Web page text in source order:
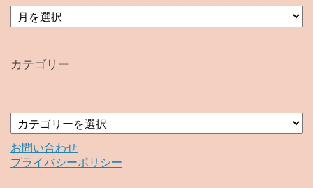
ア
ー
ブ
カテゴリー
テ
ゴ
リ
お問い合わせ
プライバシーポリシー